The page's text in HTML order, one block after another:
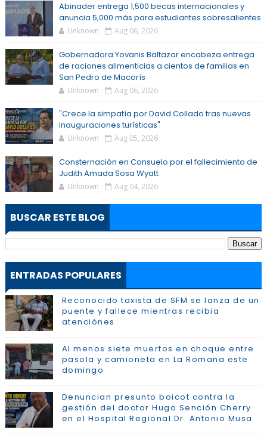
Abinader entrega 1,500 becas internacionales y
anuncia 5,000 más para estudiantes sobresalientes
Unknown Aug 06, 2026
Gobernadora Yovanis Baltazar encabeza entrega
de raciones alimenticias a cientos de familias en
San Pedro de Macorís
Unknown Aug 06, 2026
"Crece la simpatía por David Collado tras nuevas
inauguraciones turísticas"
Unknown Aug 05, 2026
Consternación en Consuelo por el fallecimiento de
Judith Amada Sosa Wyatt
Unknown Aug 04, 2026
BUSCAR ESTE BLOG
ENTRADAS POPULARES
Reconocido taxista de SFM se lanza de un
puente y fallece mientras recibia
atenciónes.
Al menos siete muertos en choque entre
pasola y camioneta en La Romana este
domingo
Denuncian presunto boicot contra la
gestión del doctor Hugo Sención Cherry
en el Hospital Regional Dr. Antonio Musa